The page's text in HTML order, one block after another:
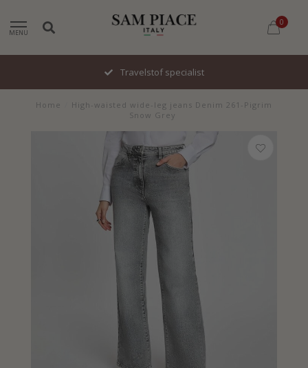
MENU
0
Home
High-waisted wide-leg jeans Denim 261-Pigrim
Snow Grey